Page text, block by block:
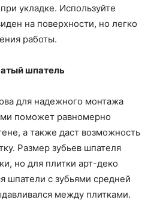
укладке. Используйте
на поверхности, но легко
работы.
шпатель
для надежного монтажа
поможет равномерно
а также даст возможность
Размер зубьев шпателя
но для плитки арт-деко
шпатели с зубьями средней
между плитками.